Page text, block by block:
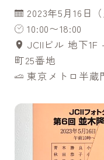
2023年5月16日
10:00〜18:00
JCIIビル 地下
町25番地
東京メトロ半蔵